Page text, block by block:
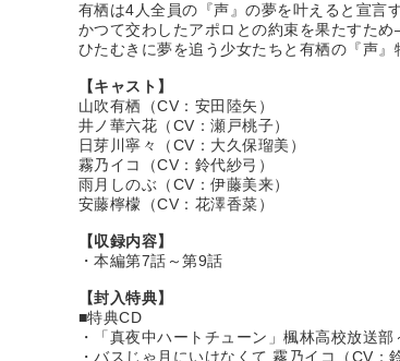
有栖は4人全員の『声』の夢を叶えると宣言す
かつて交わしたアポロとの約束を果たすた
ひたむきに夢を追う少女たちと有栖の『声』
【キャスト】
山吹有栖（CV：安田陸矢）
井ノ華六花（CV：瀬戸桃子）
日芽川寧々（CV：大久保瑠美）
霧乃イコ（CV：鈴代紗弓）
雨月しのぶ（CV：伊藤美来）
安藤檸檬（CV：花澤香菜）
【収録内容】
・本編第7話～第9話
【封入特典】
■特典CD
・「真夜中ハートチューン」楓林高校放送
・バスじゃ月にいけなくて 霧乃イコ（CV：